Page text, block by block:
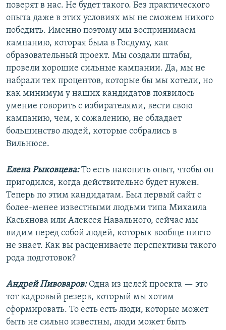
поверят в нас. Не будет такого. Без практического
опыта даже в этих условиях мы не сможем никого
победить. Именно поэтому мы воспринимаем
кампанию, которая была в Госдуму, как
образовательный проект. Мы создали штабы,
провели хорошие сильные кампании. Да, мы не
набрали тех процентов, которые бы мы хотели, но
как минимум у наших кандидатов появилось
умение говорить с избирателями, вести свою
кампанию, чем, к сожалению, не обладает
большинство людей, которые собрались в
Вильнюсе.
Елена Рыковцева:То есть накопить опыт, чтобы он
пригодился, когда действительно будет нужен.
Теперь по этим кандидатам. Был первый сайт с
более-менее известными людьми типа Михаила
Касьянова или Алексея Навального, сейчас мы
видим перед собой людей, которых вообще никто
не знает. Как вы расцениваете перспективы такого
рода подготовок?
Андрей Пивоваров: Одна из целей проекта — это
тот кадровый резерв, который мы хотим
сформировать. То есть есть люди, которые может
быть не сильно известны, люди может быть